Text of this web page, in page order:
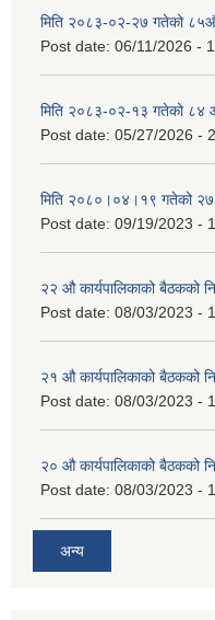
मिति २०८३-०२-२७ गतेको ८५औं
Post date: 06/11/2026 -
मिति २०८३-०२-१३ गतेको ८४ औं
Post date: 05/27/2026 -
मिति २०८०।०४।१९ गतेको २७
Post date: 09/19/2023 -
२‍२ औ कार्यपालिकाको बैठकको
Post date: 08/03/2023 -
२‍१ औ कार्यपालिकाको बैठकको
Post date: 08/03/2023 -
२‍० औ कार्यपालिकाको बैठकको
Post date: 08/03/2023 -
अन्य